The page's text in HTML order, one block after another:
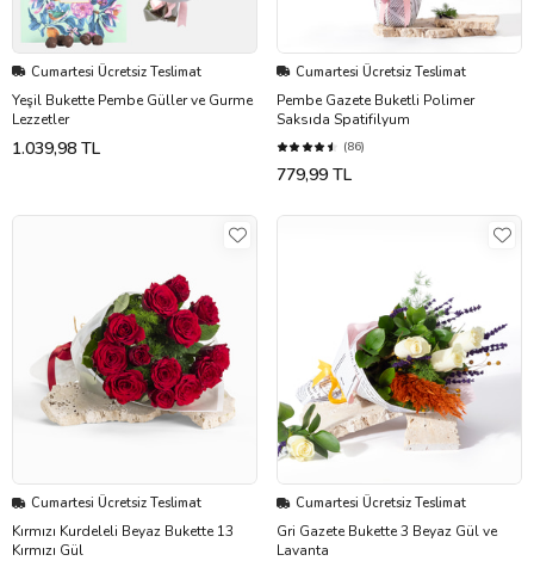
Cumartesi Ücretsiz Teslimat
Yeşil Bukette Pembe Güller ve Gurme
Lezzetler
1.039,98 TL
Cumartesi Ücretsiz Teslimat
Pembe Gazete Buketli Polimer
Saksıda Spatifilyum
(86)
779,99 TL
Cumartesi Ücretsiz Teslimat
Kırmızı Kurdeleli Beyaz Bukette 13
Kırmızı Gül
Cumartesi Ücretsiz Teslimat
Gri Gazete Bukette 3 Beyaz Gül ve
Lavanta